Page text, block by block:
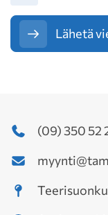
Lähetä
(09) 350 52